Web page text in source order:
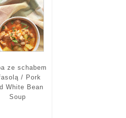
ze schabem
/ Pork
White Bean
Soup